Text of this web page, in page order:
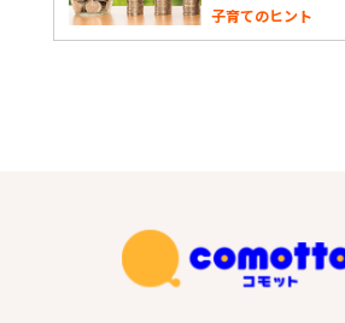
子育てのヒント